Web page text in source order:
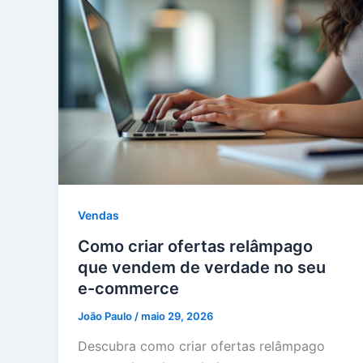
Vendas
Como criar ofertas relâmpago
que vendem de verdade no seu
e-commerce
João Paulo /maio 29, 2026
Descubra como criar ofertas relâmpago